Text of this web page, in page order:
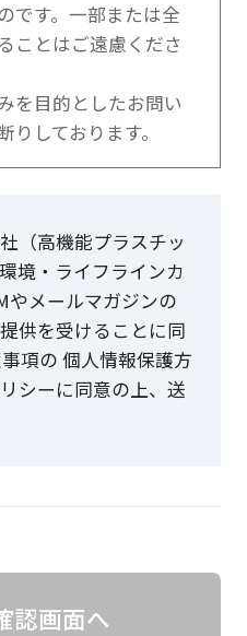
です。一部または全
ことはご遠慮くださ
を目的としたお問い
しております。
（高機能プラスチッ
境・ライフラインカ
やメールマガジンの
供を受けることに同
項の 個人情報保護方
シーに同意の上、送
認画面へ